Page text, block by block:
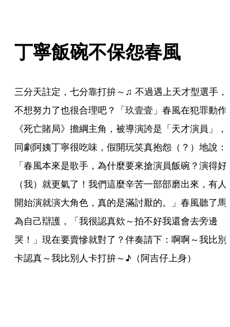
丁寧飯碗不保怨春風
三分天註定，七分靠打拚～♫ 不過遇上天才型選手，
不想努力了也很合理吧？「玖壹壹」春風在犯罪動作
《死亡賭局》擔綱主角，被導演誇是「天才演員」，
同劇阿姨丁寧很吃味，假開玩笑真抱怨（？）地說：
「春風本來是歌手，為什麼要來搶演員飯碗？演得好
（我）就更氣了！我們這麼辛苦一部部磨出來，有人
開始演就演大角色，真的是滿討厭的。」春風聽了馬
為自己辯護，「我很認真欸～拍不好我還會去旁邊
哭！」現在要賣慘就對了？伴奏請下：啊啊～我比別
卡認真～我比別人卡打拚～♪（阿吉仔上身）